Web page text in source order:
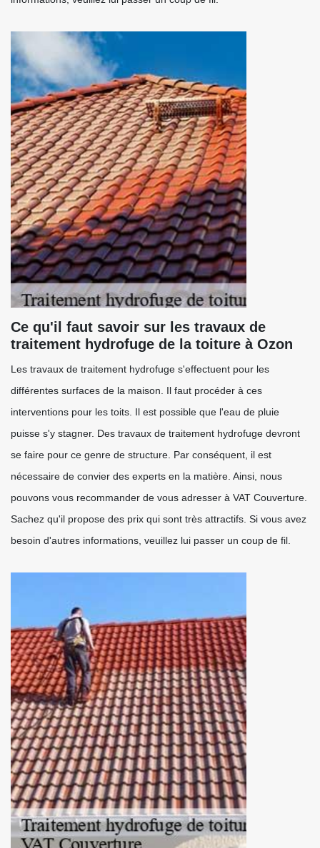
Ce qu'il faut savoir sur les travaux de
traitement hydrofuge de la toiture à Ozon
Les travaux de traitement hydrofuge s'effectuent pour les
différentes surfaces de la maison. Il faut procéder à ces
interventions pour les toits. Il est possible que l'eau de pluie
puisse s'y stagner. Des travaux de traitement hydrofuge devront
se faire pour ce genre de structure. Par conséquent, il est
nécessaire de convier des experts en la matière. Ainsi, nous
pouvons vous recommander de vous adresser à VAT Couverture.
Sachez qu'il propose des prix qui sont très attractifs. Si vous avez
besoin d'autres informations, veuillez lui passer un coup de fil.